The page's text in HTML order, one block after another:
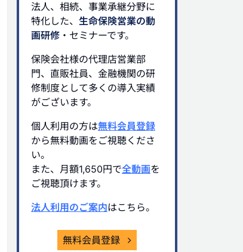
法人、相続、事業承継分野に
特化した、 生命保険営業の動
画研修 ・セミナーです。
保険会社様の代理店営業部
門、直販社員、金融機関の研
修制度として多くの導入実績
がございます。
個人利用の方は無料会員登録
から無料動画をご視聴くださ
い。
また、月額1,650円で全動画を
ご視聴頂けます。
法人利用のご案内はこちら。
無料会員登録